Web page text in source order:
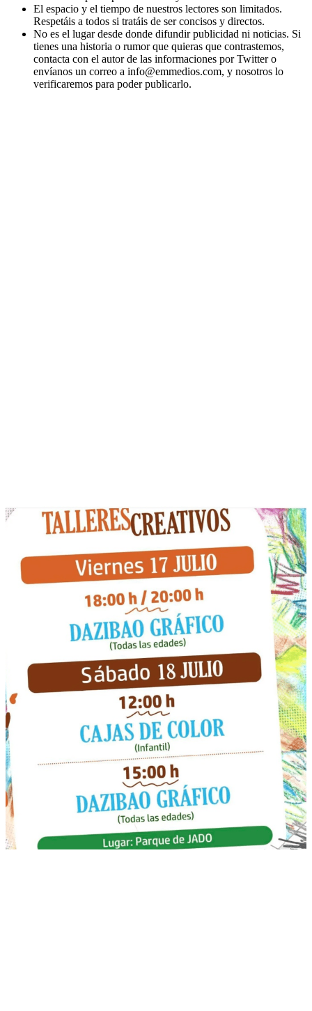
El espacio y el tiempo de nuestros lectores son limitados.
Respetáis a todos si tratáis de ser concisos y directos.
No es el lugar desde donde difundir publicidad ni noticias. Si
tienes una historia o rumor que quieras que contrastemos,
contacta con el autor de las informaciones por Twitter o
envíanos un correo a info@emmedios.com, y nosotros lo
verificaremos para poder publicarlo.